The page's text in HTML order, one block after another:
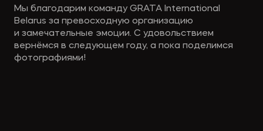
Мы благодарим команду GRATA International
Belarus за превосходную организацию
и замечательные эмоции. С удовольствием
вернёмся в следующем году, а пока поделимся
фотографиями!